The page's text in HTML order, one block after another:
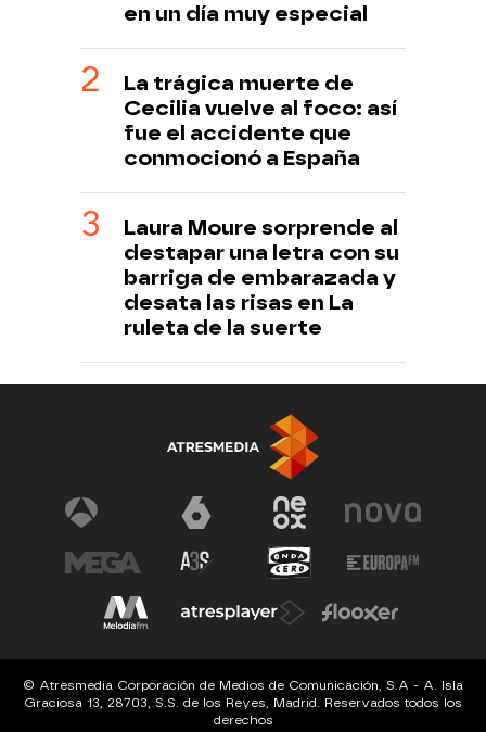
en un día muy especial
La trágica muerte de
Cecilia vuelve al foco: así
fue el accidente que
conmocionó a España
Laura Moure sorprende al
destapar una letra con su
barriga de embarazada y
desata las risas en La
ruleta de la suerte
© Atresmedia Corporación de Medios de Comunicación, S.A - A. Isla
Graciosa 13, 28703, S.S. de los Reyes, Madrid. Reservados todos los
derechos